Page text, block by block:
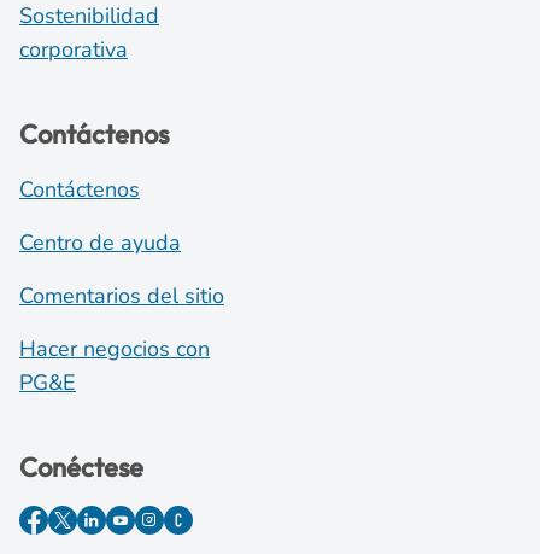
Sostenibilidad
corporativa
Contáctenos
Contáctenos
Centro de ayuda
Comentarios del sitio
Hacer negocios con
PG&E
Conéctese